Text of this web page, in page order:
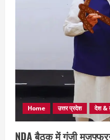
Home उत्तर प्रदेश देश &
NDA बैठक में गूंजी